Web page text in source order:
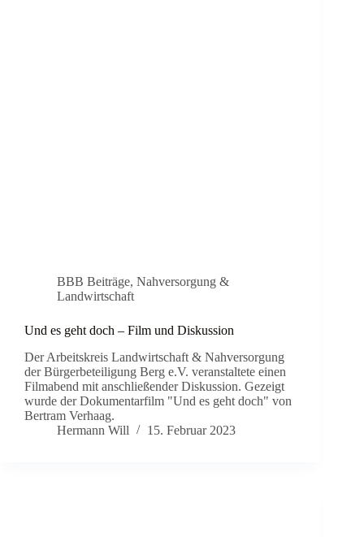
BBB Beiträge, Nahversorgung &
Landwirtschaft
Und es geht doch – Film und Diskussion
Der Arbeitskreis Landwirtschaft & Nahversorgung
der Bürgerbeteiligung Berg e.V. veranstaltete einen
Filmabend mit anschließender Diskussion. Gezeigt
wurde der Dokumentarfilm "Und es geht doch" von
Bertram Verhaag.
Hermann Will
15. Februar 2023